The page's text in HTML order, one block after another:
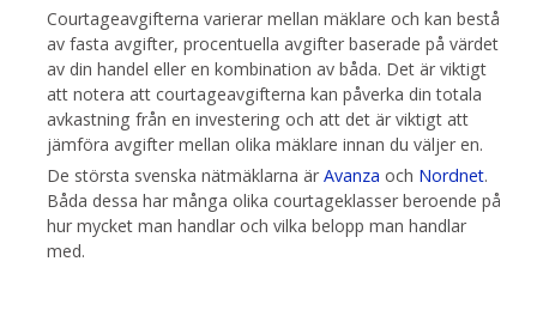
Courtageavgifterna varierar mellan mäklare och kan bestå
av fasta avgifter, procentuella avgifter baserade på värdet
av din handel eller en kombination av båda. Det är viktigt
att notera att courtageavgifterna kan påverka din totala
avkastning från en investering och att det är viktigt att
jämföra avgifter mellan olika mäklare innan du väljer en.
De största svenska nätmäklarna är Avanza och Nordnet.
Båda dessa har många olika courtageklasser beroende på
hur mycket man handlar och vilka belopp man handlar
med.